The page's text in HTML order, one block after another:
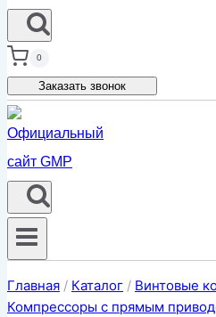
0
Заказать звонок
Главная / Каталог / Винтовые
Компрессоры с прямым